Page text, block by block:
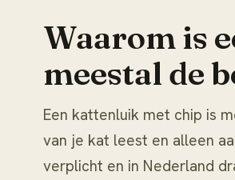
Waarom is
meestal de
Een kattenluik met chip is
van je kat leest en alleen
verplicht en in Nederland